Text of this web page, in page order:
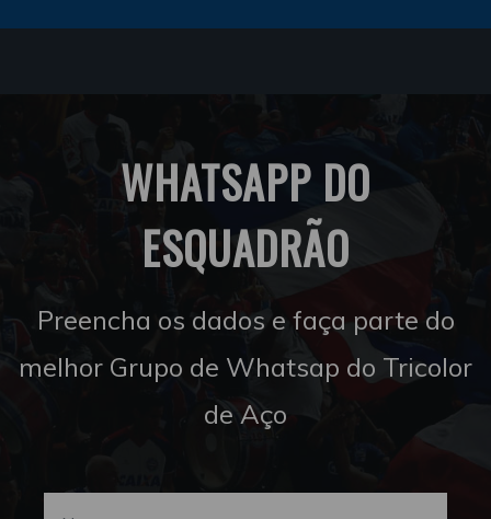
WHATSAPP DO
ESQUADRÃO
Preencha os dados e faça parte do
melhor Grupo de Whatsap do Tricolor
de Aço